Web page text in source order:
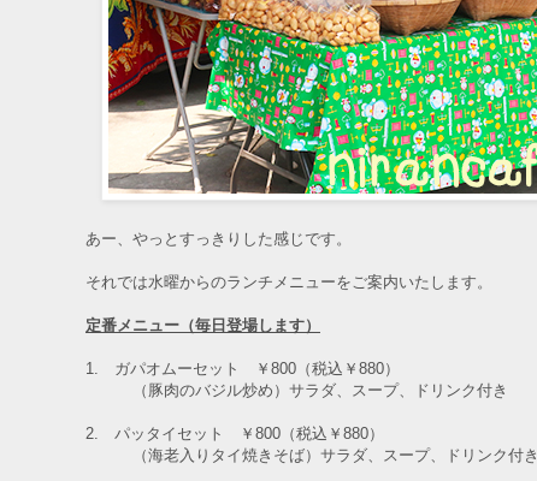
あー、やっとすっきりした感じです。
それでは水曜からのランチメニューをご案内いたします。
定番メニュー（毎日登場します）
1. ガパオムーセット ￥800（税込￥880）
（豚肉のバジル炒め） サラダ、スープ、ドリンク付き
2. パッタイセット ￥800（税込￥880）
（海老入りタイ焼きそば） サラダ、スープ、ドリンク付き